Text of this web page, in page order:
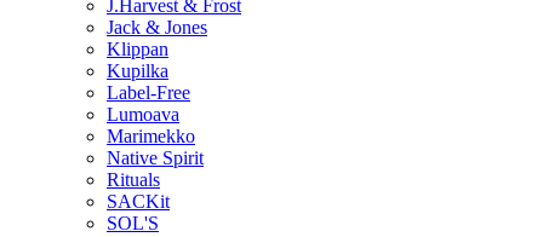
J.Harvest & Frost
Jack & Jones
Klippan
Kupilka
Label-Free
Lumoava
Marimekko
Native Spirit
Rituals
SACKit
SOL'S